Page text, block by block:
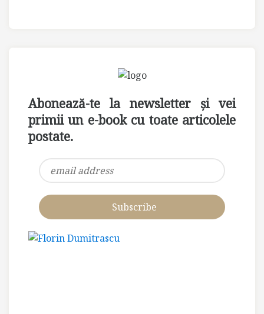
Abonează-te la newsletter și vei
primii un e-book cu toate articolele
postate.